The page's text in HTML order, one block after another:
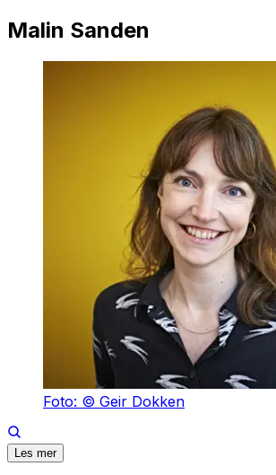
Malin Sanden
Foto: © Geir Dokken
Les mer